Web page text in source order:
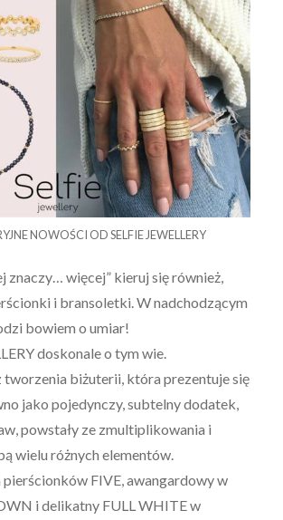
NOWOŚCI OD SELFIE JEWELLERY
znaczy… więcej” kieruj się również,
i bransoletki. W nadchodzącym
bowiem o umiar!
doskonale o tym wie.
tworzenia biżuterii, która prezentuje się
jako pojedynczy, subtelny dodatek,
powstały ze zmultiplikowania i
wielu różnych elementów.
FIVE, awangardowy w
i delikatny FULL WHITE w